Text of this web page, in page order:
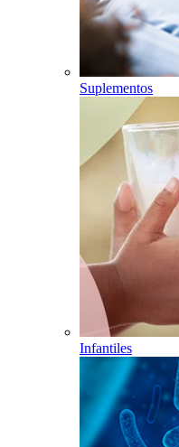
Suplementos
Infantiles